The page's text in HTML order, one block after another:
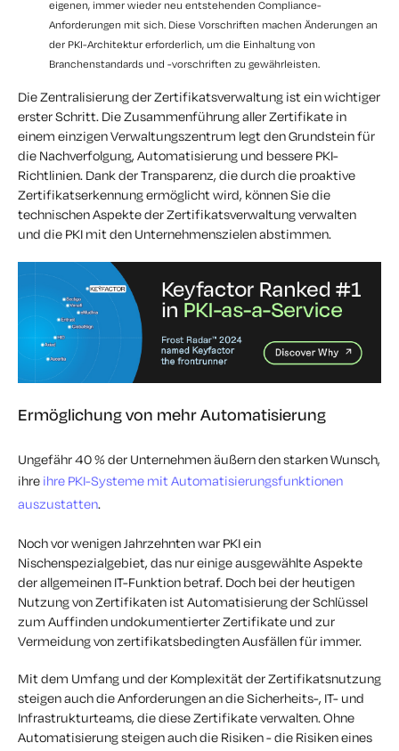
eigenen, immer wieder neu entstehenden Compliance-
Anforderungen mit sich. Diese Vorschriften machen Änderungen an
der PKI-Architektur erforderlich, um die Einhaltung von
Branchenstandards und -vorschriften zu gewährleisten.
Die Zentralisierung der Zertifikatsverwaltung ist ein wichtiger
erster Schritt. Die Zusammenführung aller Zertifikate in
einem einzigen Verwaltungszentrum legt den Grundstein für
die Nachverfolgung, Automatisierung und bessere PKI-
Richtlinien. Dank der Transparenz, die durch die proaktive
Zertifikatserkennung ermöglicht wird, können Sie die
technischen Aspekte der Zertifikatsverwaltung verwalten
und die PKI mit den Unternehmenszielen abstimmen.
Ermöglichung von mehr Automatisierung
Ungefähr 40 % der Unternehmen äußern den starken Wunsch,
ihre ihre PKI-Systeme mit Automatisierungsfunktionen
auszustatten.
Noch vor wenigen Jahrzehnten war PKI ein
Nischenspezialgebiet, das nur einige ausgewählte Aspekte
der allgemeinen IT-Funktion betraf. Doch bei der heutigen
Nutzung von Zertifikaten ist Automatisierung der Schlüssel
zum Auffinden undokumentierter Zertifikate und zur
Vermeidung von zertifikatsbedingten Ausfällen für immer.
Mit dem Umfang und der Komplexität der Zertifikatsnutzung
steigen auch die Anforderungen an die Sicherheits-, IT- und
Infrastrukturteams, die diese Zertifikate verwalten. Ohne
Automatisierung steigen auch die Risiken - die Risiken eines